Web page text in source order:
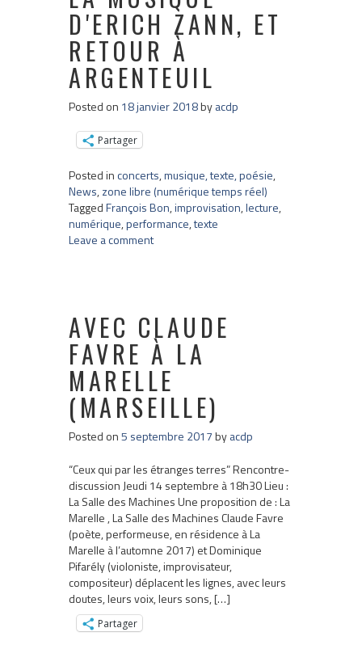
D'ERICH ZANN, ET
RETOUR À
ARGENTEUIL
Posted on 18 janvier 2018byacdp
Partager
Posted inconcerts,musique, texte, poésie,
News,zone libre (numérique temps réel)
TaggedFrançois Bon,improvisation,lecture,
numérique,performance,texte
Leave a comment
AVEC CLAUDE
FAVRE À LA
MARELLE
(MARSEILLE)
Posted on5 septembre 2017byacdp
“Ceux qui par les étranges terres” Rencontre-
discussion Jeudi 14 septembre à 18h30 Lieu :
La Salle des Machines Une proposition de : La
Marelle , La Salle des Machines Claude Favre
(poète, performeuse, en résidence à La
Marelle à l’automne 2017) et Dominique
Pifarély (violoniste, improvisateur,
compositeur) déplacent les lignes, avec leurs
doutes, leurs voix, leurs sons, […]
Partager